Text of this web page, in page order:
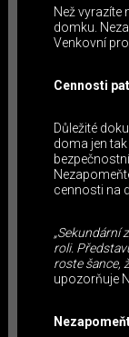
Než vyrazíte
domku.
Venkovní
Cennosti
Důležité
doma jen
cennosti na
„Sekundární
roli.
roste šance,
upozorňuje